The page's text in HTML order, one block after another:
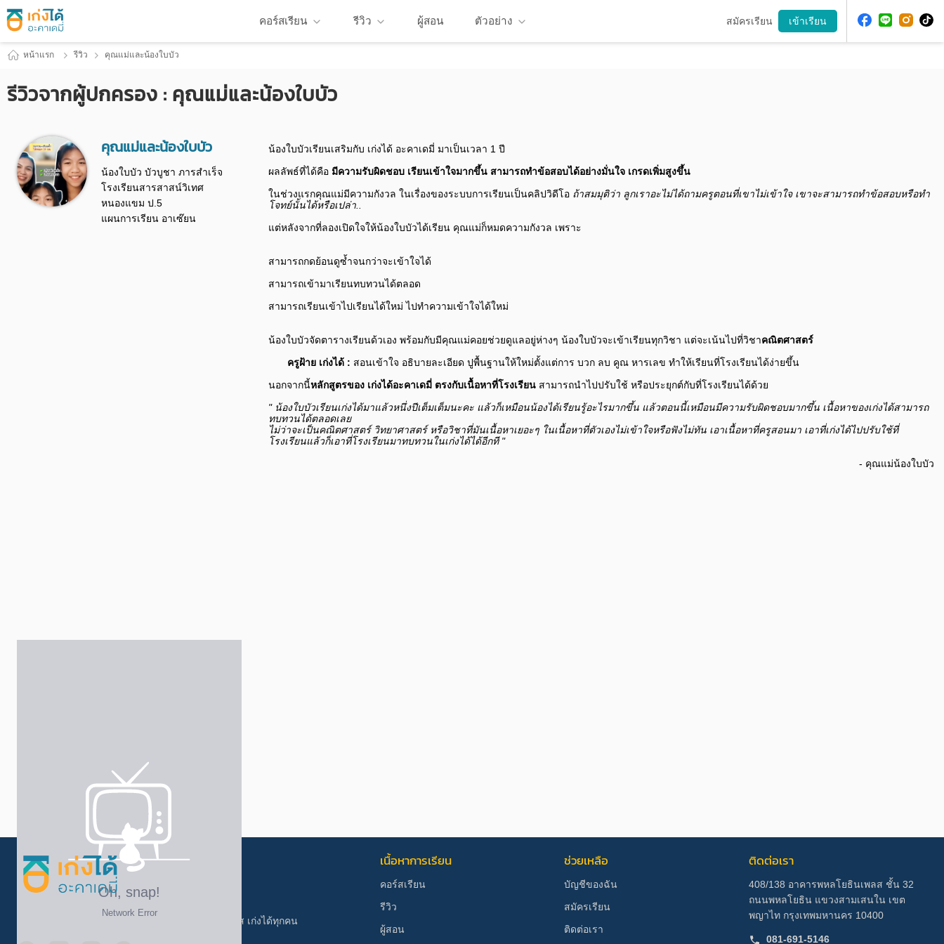
คอร์สเรียน รีวิว ผู้สอน ตัวอย่าง สมัครเรียน เข้าเรียน
หน้าแรก รีวิว คุณแม่และน้องใบบัว
รีวิวจากผู้ปกครอง : คุณแม่และน้องใบบัว
คุณแม่และน้องใบบัว
น้องใบบัว บัวบูชา ภารสำเร็จ
โรงเรียนสารสาสน์วิเทศ
หนองแขม ป.5
แผนการเรียน อาเซ๊ยน
น้องใบบัวเรียนเสริมกับ เก่งได้ อะคาเดมี่ มาเป็นเวลา 1 ปี
ผลลัพธ์ที่ได้คือ มีความรับผิดชอบ เรียนเข้าใจมากขึ้น สามารถทำข้อสอบได้อย่างมั่นใจ เกรดเพิ่มสูงขึ้น
ในช่วงแรกคุณแม่มีความกังวล ในเรื่องของระบบการเรียนเป็นคลิปวิดีโอ ถ้าสมมุติว่า ลูกเราอะไม่ได้ถามครูตอนที่เขาไม่เข้าใจ เขาจะสามารถทำข้อสอบหรือทำ
โจทย์นั้นได้หรือเปล่า..
แต่หลังจากที่ลองเปิดใจให้น้องใบบัวได้เรียน คุณแม่ก็หมดความกังวล เพราะ
สามารถกดย้อนดูซ้ำจนกว่าจะเข้าใจได้
สามารถเข้ามาเรียนทบทวนได้ตลอด
สามารถเรียนเข้าไปเรียนได้ใหม่ ไปทำความเข้าใจได้ใหม่
น้องใบบัวจัดตารางเรียนด้วเอง พร้อมกับมีคุณแม่คอยช่วยดูแลอยู่ห่างๆ น้องใบบัวจะเข้าเรียนทุกวิชา แต่จะเน้นไปที่วิชาคณิตศาสตร์
ครูฝ้าย เก่งได้ : สอนเข้าใจ อธิบายละเอียด ปูพื้นฐานให้ใหม่ตั้งแต่การ บวก ลบ คูณ หารเลข ทำให้เรียนที่โรงเรียนได้ง่ายขึ้น
นอกจากนี้หลักสูตรของ เก่งได้อะคาเดมี่ ตรงกับเนื้อหาที่โรงเรียน สามารถนำไปปรับใช้ หรือประยุกต์กับที่โรงเรียนได้ด้วย
" น้องใบบัวเรียนเก่งได้มาแล้วหนึ่งปีเต็มเต็มนะคะ แล้วก็เหมือนน้องได้เรียนรู้อะไรมากขึ้น แล้วตอนนี้เหมือนมีความรับผิดชอบมากขึ้น เนื้อหาของเก่งได้สามารถ
ทบทวนได้ตลอดเลย
ไม่ว่าจะเป็นคณิตศาสตร์ วิทยาศาสตร์ หรือวิชาที่มันเนื้อหาเยอะๆ ในเนื้อหาที่ตัวเองไม่เข้าใจหรือฟังไม่ทัน เอาเนื้อหาที่ครูสอนมา เอาที่เก่งได้ไปปรับใช้ที่
โรงเรียนแล้วก็เอาที่โรงเรียนมาทบทวนในเก่งได้ได้อีกที "
- คุณแม่น้องใบบัว
เรียนที่ เก่งได้ อะคาเดมี่ ราคาเข้าถึงง่าย ครบทุกคอร์ส เก่งได้ทุกคน
เนื้อหาการเรียน
คอร์สเรียน
รีวิว
ผู้สอน
ช่วยเหลือ
บัญชีของฉัน
สมัครเรียน
ติดต่อเรา
ติดต่อเรา
408/138 อาคารพหลโยธินเพลส ชั้น 32
ถนนพหลโยธิน แขวงสามเสนใน เขต
พญาไท กรุงเทพมหานคร 10400
081-691-5146